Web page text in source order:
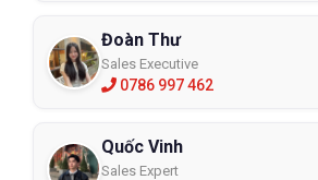
Đoàn Thư
Sales Executive
0786 997 462
Quốc Vinh
Sales Expert